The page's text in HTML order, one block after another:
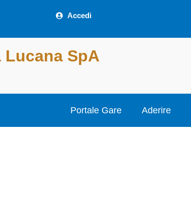
Accedi
SpA
Portale Gare Aderire